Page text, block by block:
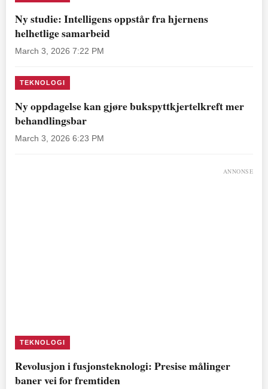
Ny studie: Intelligens oppstår fra hjernens
helhetlige samarbeid
March 3, 2026 7:22 PM
TEKNOLOGI
Ny oppdagelse kan gjøre bukspyttkjertelkreft mer
behandlingsbar
March 3, 2026 6:23 PM
ANNONSE
TEKNOLOGI
Revolusjon i fusjonsteknologi: Presise målinger
baner vei for fremtiden